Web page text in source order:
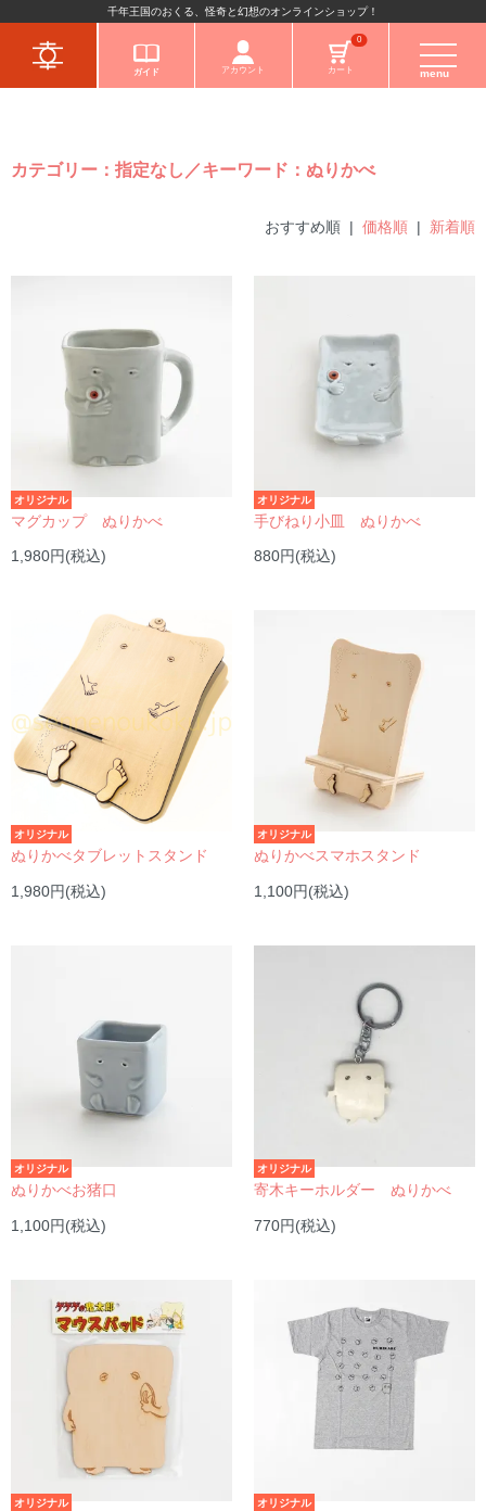
キャラクターか
千年王国のおくる、怪奇と幻想のオンラインショップ！
ガイド アカウント
0
カート menu
カテゴリー：指定なし／キーワード：ぬりかべ
おすすめ順 | 価格順 | 新着順
オリジナル
マグカップ ぬりかべ
1,980円(税込)
オリジナル
手びねり小皿 ぬりかべ
880円(税込)
オリジナル
ぬりかべタブレットスタンド
1,980円(税込)
オリジナル
ぬりかべスマホスタンド
1,100円(税込)
オリジナル
ぬりかべお猪口
1,100円(税込)
オリジナル
寄木キーホルダー ぬりかべ
770円(税込)
オリジナル オリジナル